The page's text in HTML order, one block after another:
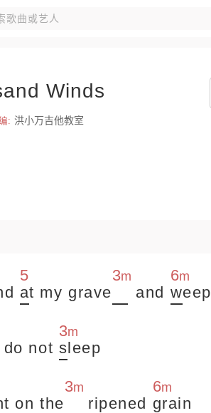
程艾影 梁静茹
心底的名字 张震岳
Winds
: 洪小万吉他教室
5
at my grave
3m
and
6m
weep
not
3m
sleep
on the
3m
ripened
6m
grain